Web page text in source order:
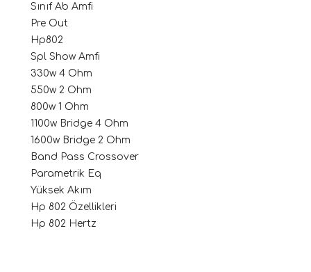
Sınıf Ab Amfi
Pre Out
Hp802
Spl Show Amfi
330w 4 Ohm
550w 2 Ohm
800w 1 Ohm
1100w Bridge 4 Ohm
1600w Bridge 2 Ohm
Band Pass Crossover
Parametrik Eq
Yüksek Akım
Hp 802 Özellikleri
Hp 802 Hertz